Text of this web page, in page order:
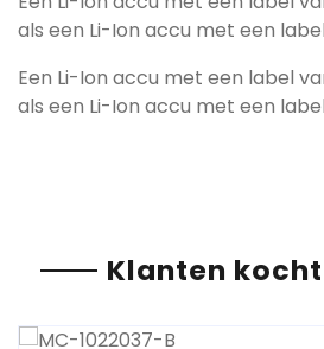
als een Li-Ion accu met een label
Een Li-Ion accu met een label
als een Li-Ion accu met een label
Klanten